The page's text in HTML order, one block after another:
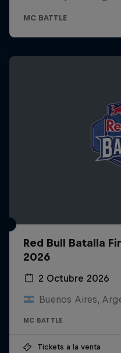
Red Bull Batalla
2026
2 Octubre 2026
Buenos Aires,
MC BATTLE
Tickets a la venta